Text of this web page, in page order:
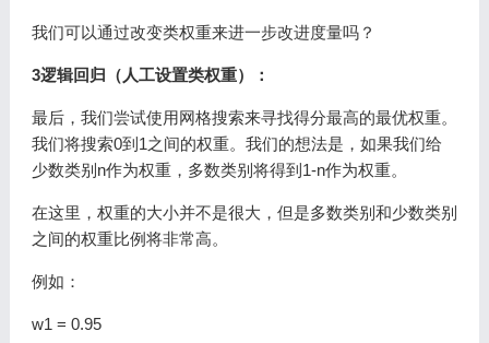
我们可以通过改变类权重来进一步改进度量吗？
3逻辑回归（人工设置类权重）：
最后，我们尝试使用网格搜索来寻找得分最高的最优权重。
我们将搜索0到1之间的权重。我们的想法是，如果我们给
少数类别n作为权重，多数类别将得到1-n作为权重。
在这里，权重的大小并不是很大，但是多数类别和少数类别
之间的权重比例将非常高。
例如：
w1 = 0.95